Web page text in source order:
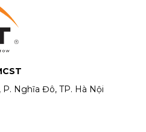
Nghĩa Đô, TP. Hà Nội